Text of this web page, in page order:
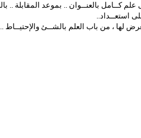
كــامل بالعنــوان .. بموعد المقابلة ..
استعــداد..
لها ، من باب العلم بالشــئ والإحتيــاط